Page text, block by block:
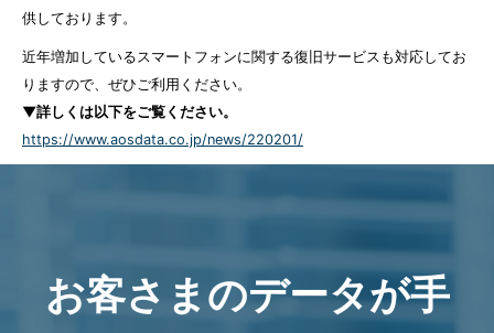
供しております。
近年増加しているスマートフォンに関する復旧サービスも対応してお
りますので、ぜひご利用ください。
▼詳しくは以下をご覧ください。
https://www.aosdata.co.jp/news/220201/
お客さまのデータが手